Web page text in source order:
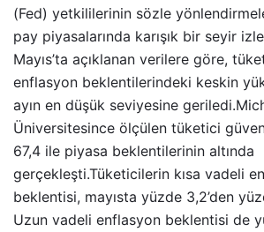
(Fed) yetkililerinin sözle
pay piyasalarında karışık bir seyir
Mayıs’ta açıklanan verilere göre,
enflasyon beklentilerindeki keskin
ayın en düşük seviyesine
Üniversitesince ölçülen tüketici
67,4 ile piyasa beklentilerinin altında
gerçekleşti.Tüketicilerin kısa vadeli
beklentisi, mayısta yüzde 3,2’den
Uzun vadeli enflasyon beklentisi de